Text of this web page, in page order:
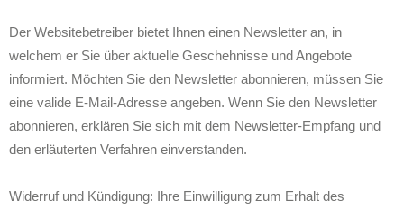
Der Websitebetreiber bietet Ihnen einen Newsletter an, in
welchem er Sie über aktuelle Geschehnisse und Angebote
informiert. Möchten Sie den Newsletter abonnieren, müssen Sie
eine valide E-Mail-Adresse angeben. Wenn Sie den Newsletter
abonnieren, erklären Sie sich mit dem Newsletter-Empfang und
den erläuterten Verfahren einverstanden.
Widerruf und Kündigung: Ihre Einwilligung zum Erhalt des